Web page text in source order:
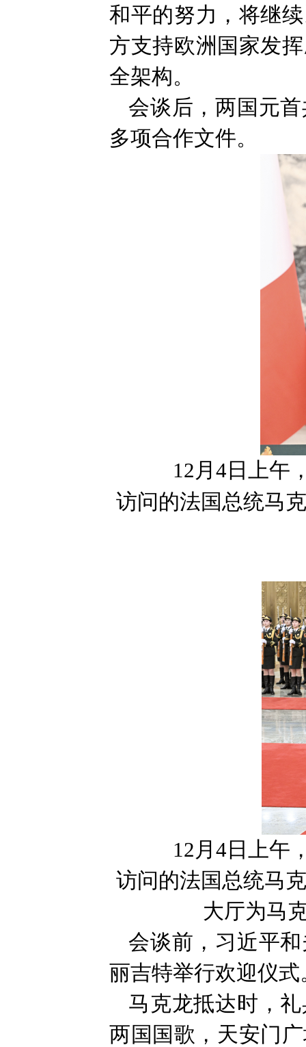
和平的努力，将继
方支持欧洲国家发
全架构。
会谈后，两国元
多项合作文件。
12月4日上午
访问的法国总统马
12月4日上午
访问的法国总统马
大厅为马
会谈前，习近平
丽吉特举行欢迎仪式
马克龙抵达时，
两国国歌，天安门